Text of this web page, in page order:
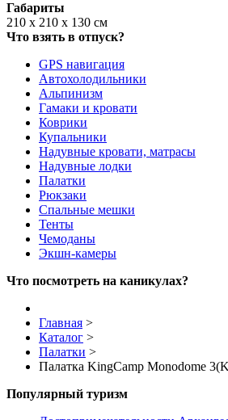
Габариты
210 x 210 x 130 см
Что взять в отпуск?
GPS навигация
Автохолодильники
Альпинизм
Гамаки и кровати
Коврики
Купальники
Надувные кровати, матрасы
Надувные лодки
Палатки
Рюкзаки
Спальные мешки
Тенты
Чемоданы
Экшн-камеры
Что посмотреть на каникулах?
Главная >
Каталог >
Палатки >
Палатка KingCamp Monodome
Популярный туризм